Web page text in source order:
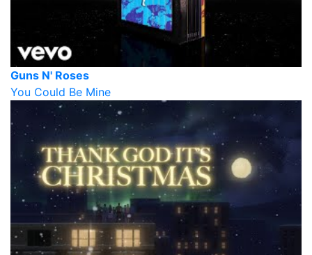
Guns N' Roses
You Could Be Mine